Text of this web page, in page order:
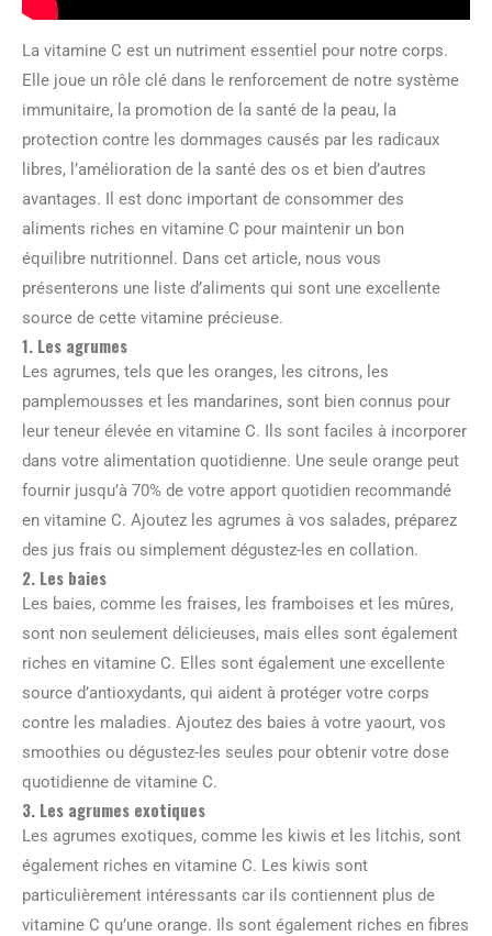
La vitamine C est un nutriment essentiel pour notre corps.
Elle joue un rôle clé dans le renforcement de notre système
immunitaire, la promotion de la santé de la peau, la
protection contre les dommages causés par les radicaux
libres, l’amélioration de la santé des os et bien d’autres
avantages. Il est donc important de consommer des
aliments riches en vitamine C pour maintenir un bon
équilibre nutritionnel. Dans cet article, nous vous
présenterons une liste d’aliments qui sont une excellente
source de cette vitamine précieuse.
1. Les agrumes
Les agrumes, tels que les oranges, les citrons, les
pamplemousses et les mandarines, sont bien connus pour
leur teneur élevée en vitamine C. Ils sont faciles à incorporer
dans votre alimentation quotidienne. Une seule orange peut
fournir jusqu’à 70% de votre apport quotidien recommandé
en vitamine C. Ajoutez les agrumes à vos salades, préparez
des jus frais ou simplement dégustez-les en collation.
2. Les baies
Les baies, comme les fraises, les framboises et les mûres,
sont non seulement délicieuses, mais elles sont également
riches en vitamine C. Elles sont également une excellente
source d’antioxydants, qui aident à protéger votre corps
contre les maladies. Ajoutez des baies à votre yaourt, vos
smoothies ou dégustez-les seules pour obtenir votre dose
quotidienne de vitamine C.
3. Les agrumes exotiques
Les agrumes exotiques, comme les kiwis et les litchis, sont
également riches en vitamine C. Les kiwis sont
particulièrement intéressants car ils contiennent plus de
vitamine C qu’une orange. Ils sont également riches en fibres